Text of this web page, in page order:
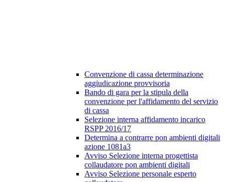
Convenzione di cassa determinazione
aggiudicazione provvisoria
Bando di gara per la stipula della
convenzione per l'affidamento del servizio
di cassa
Selezione interna affidamento incarico
RSPP 2016/17
Determina a contrarre pon ambienti digitali
azione 1081a3
Avviso Selezione interna progettista
collaudatore pon ambienti digitali
Avviso Selezione personale esperto